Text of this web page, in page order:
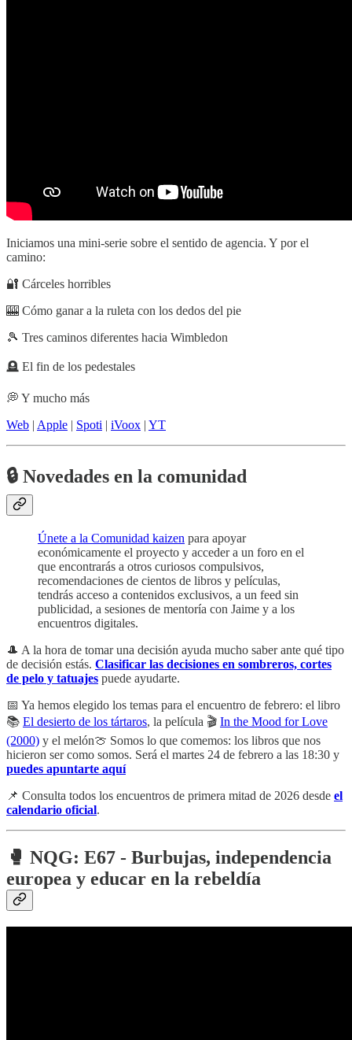
Iniciamos una mini-serie sobre el sentido de agencia. Y por el
camino:
🔐 Cárceles horribles
🎰 Cómo ganar a la ruleta con los dedos del pie
🎾 Tres caminos diferentes hacia Wimbledon
🪦 El fin de los pedestales
💭 Y mucho más
Web | Apple | Spoti | iVoox | YT
🔒 Novedades en la comunidad
Únete a la Comunidad kaizen para apoyar
económicamente el proyecto y acceder a un foro en el
que encontrarás a otros curiosos compulsivos,
recomendaciones de cientos de libros y películas,
tendrás acceso a contenidos exclusivos, a un feed sin
publicidad, a sesiones de mentoría con Jaime y a los
encuentros digitales.
🎩 A la hora de tomar una decisión ayuda mucho saber ante qué tipo
de decisión estás. Clasificar las decisiones en sombreros, cortes
de pelo y tatuajes puede ayudarte.
📅 Ya hemos elegido los temas para el encuentro de febrero: el libro
📚 El desierto de los tártaros, la película 🎬 In the Mood for Love
(2000) y el melón🍈 Somos lo que comemos: los libros que nos
hicieron ser como somos. Será el martes 24 de febrero a las 18:30 y
puedes apuntarte aquí
📌 Consulta todos los encuentros de primera mitad de 2026 desde el
calendario oficial.
🥊 NQG: E67 - Burbujas, independencia
europea y educar en la rebeldía